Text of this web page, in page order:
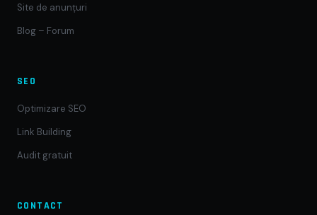
Site de anunțuri
Blog – Forum
SEO
Optimizare SEO
Link Building
Audit gratuit
CONTACT